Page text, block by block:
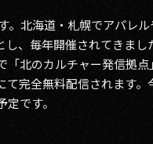
。北海道・札幌でアパレル
、毎年開催されてきまし
「北のカルチャー発信拠
完全無料配信されます。
です。